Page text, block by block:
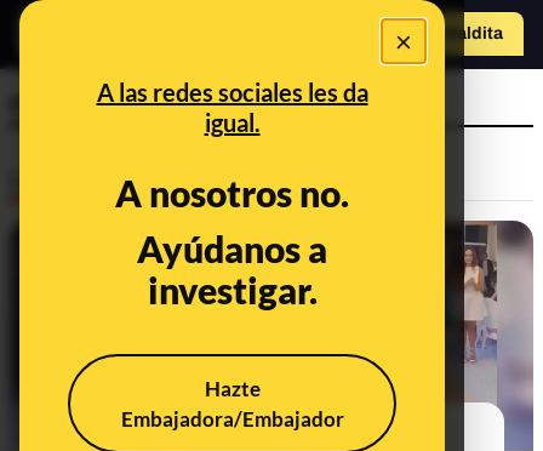
×
A las redes sociales les da
igual.
A nosotros no.
Ayúdanos a
investigar.
Hazte
Embajadora/Embajador
Hazte Maldito
No, este vídeo no muestra la boda